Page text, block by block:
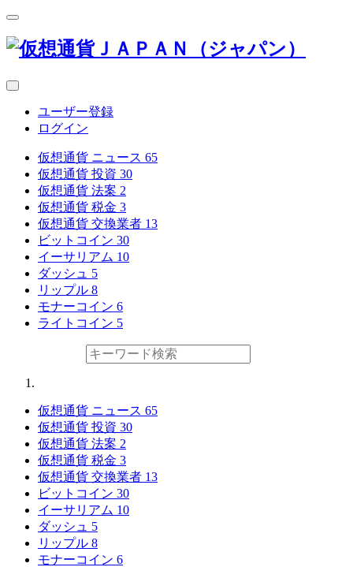
ユーザー登録
ログイン
仮想通貨 ニュース 65
仮想通貨 投資 30
仮想通貨 法案 2
仮想通貨 税金 3
仮想通貨 交換業者 13
ビットコイン 30
イーサリアム 10
ダッシュ 5
リップル 8
モナーコイン 6
ライトコイン 5
仮想通貨 ニュース 65
仮想通貨 投資 30
仮想通貨 法案 2
仮想通貨 税金 3
仮想通貨 交換業者 13
ビットコイン 30
イーサリアム 10
ダッシュ 5
リップル 8
モナーコイン 6